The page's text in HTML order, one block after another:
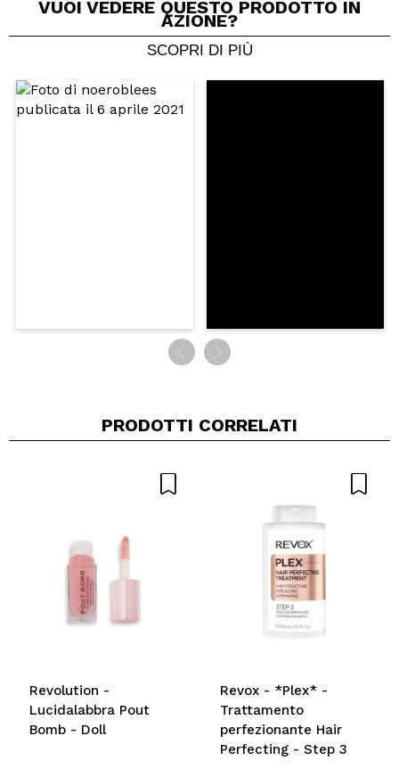
VUOI VEDERE QUESTO PRODOTTO IN
AZIONE?
SCOPRI DI PIÙ
PRODOTTI CORRELATI
Revolution -
Lucidalabbra Pout
Bomb - Doll
Revox - *Plex* -
Trattamento
perfezionante Hair
Perfecting - Step 3